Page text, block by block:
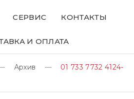
СЕРВИС КОНТАКТЫ
И ОПЛАТА
Архив
01 733 7732 4124-